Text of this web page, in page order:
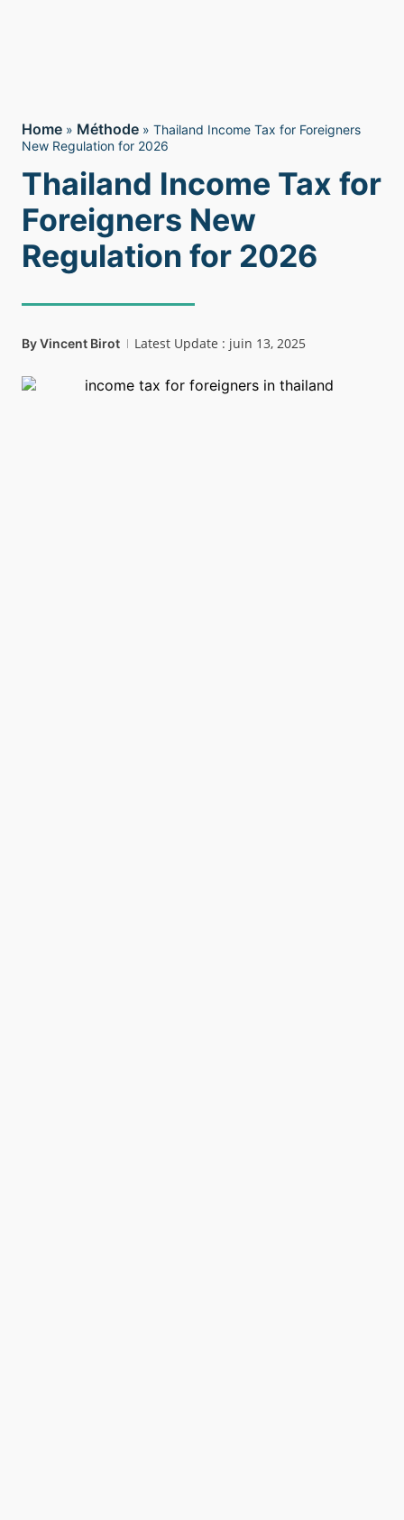
Home » Méthode » Thailand Income Tax for Foreigners
New Regulation for 2026
Thailand Income Tax for
Foreigners New
Regulation for 2026
ByVincent Birot Latest Update : juin 13, 2025